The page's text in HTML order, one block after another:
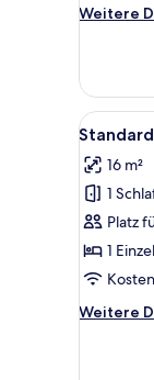
Weitere
Weitere
Doppel-
oder
-
Alle
Fotos
für
7
16 m²
1
Platz
1
Weitere
Weitere